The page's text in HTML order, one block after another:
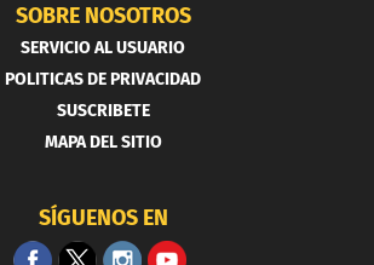
SOBRE NOSOTROS
SERVICIO AL USUARIO
POLITICAS DE PRIVACIDAD
SUSCRIBETE
MAPA DEL SITIO
SÍGUENOS EN